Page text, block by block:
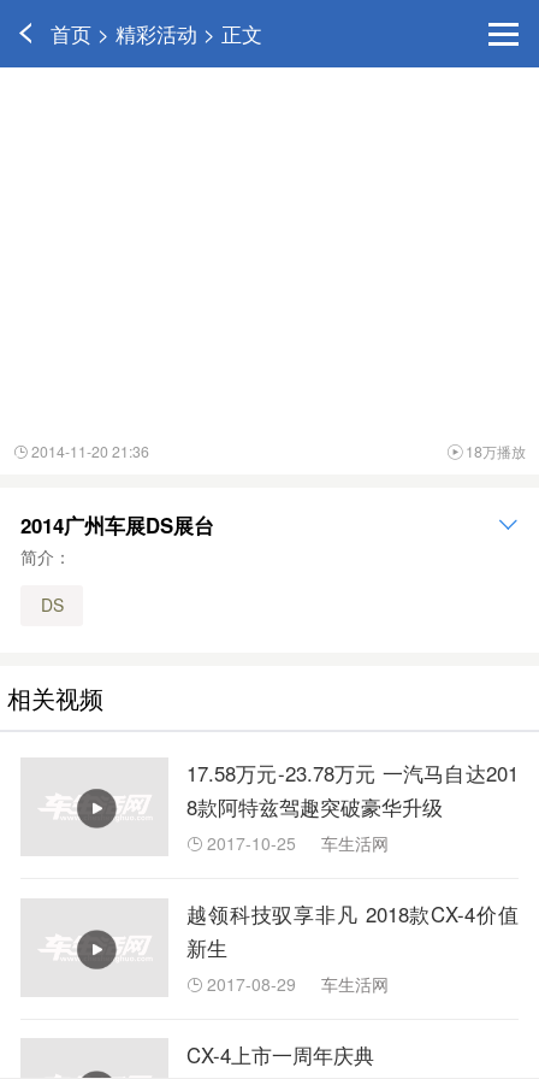
首页 > 精彩活动 > 正文
 18万播放
 2014-11-20 21:36
2014广州车展DS展台 
简介：
DS
相关视频
17.58万元-23.78万元 一汽马自达201
8款阿特兹驾趣突破豪华升级
 2017-10-25 车生活网
越领科技驭享非凡 2018款CX-4价值
新生
 2017-08-29 车生活网
CX-4上市一周年庆典